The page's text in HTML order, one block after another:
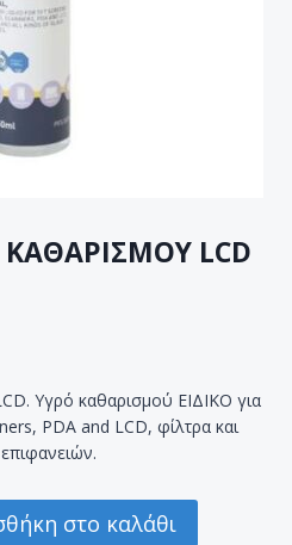
ΚΑΘΑΡΙΣΜΟΥ LCD
Υγρό καθαρισμού ΕΙΔΙΚΟ για
PDA and LCD, φίλτρα και
στο καλάθι